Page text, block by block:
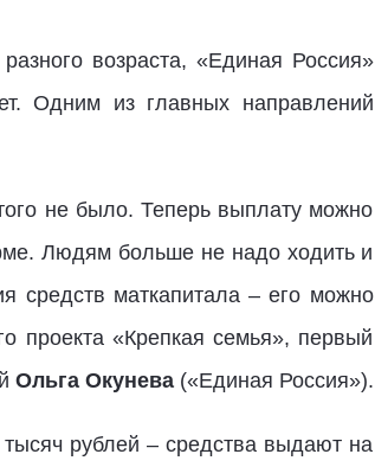
возраста, «Единая Россия»
Одним из главных направлений
не было. Теперь выплату можно
Людям больше не надо ходить и
средств маткапитала – его можно
проекта «Крепкая семья», первый
Ольга Окунева(«Единая Россия»).
рублей – средства выдают на